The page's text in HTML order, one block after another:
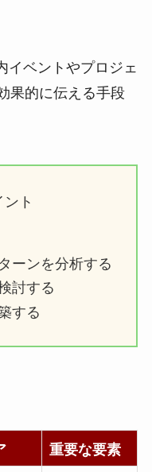
イベントやプロジェ
果的に伝える手段
ト
ーンを分析する
討する
する
重要な要素